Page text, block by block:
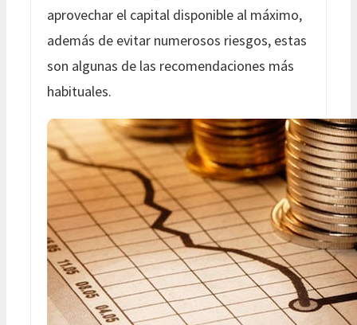
aprovechar el capital disponible al máximo,
además de evitar numerosos riesgos, estas
son algunas de las recomendaciones más
habituales.